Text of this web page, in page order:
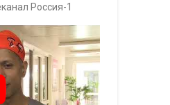
Россия-1